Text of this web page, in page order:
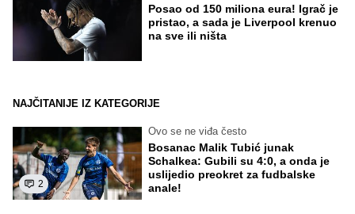
Posao od 150 miliona eura! Igrač je
pristao, a sada je Liverpool krenuo
na sve ili ništa
NAJČITANIJE IZ KATEGORIJE
2
Ovo se ne viđa često
Bosanac Malik Tubić junak
Schalkea: Gubili su 4:0, a onda je
uslijedio preokret za fudbalske
anale!